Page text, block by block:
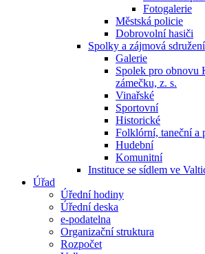
Fotogalerie
Městská policie
Dobrovolní hasiči
Spolky a zájmová sdružení
Galerie
Spolek pro obnovu
zámečku, z. s.
Vinařské
Sportovní
Historické
Folklórní, taneční a
Hudební
Komunitní
Instituce se sídlem ve
Úřad
Úřední hodiny
Úřední deska
e-podatelna
Organizační struktura
Rozpočet